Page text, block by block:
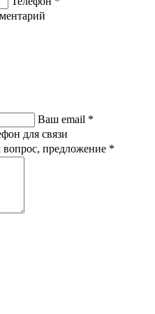
Ваш email *
для связи
предложение *